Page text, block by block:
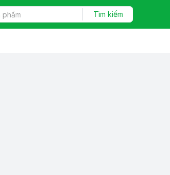
Tìm kiếm